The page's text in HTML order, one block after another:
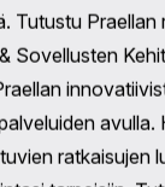
tärkeää
auttaen sinua